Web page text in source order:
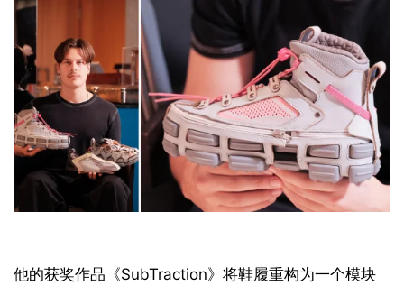
他的获奖作品 《SubTraction》 将鞋履重构为一个模块